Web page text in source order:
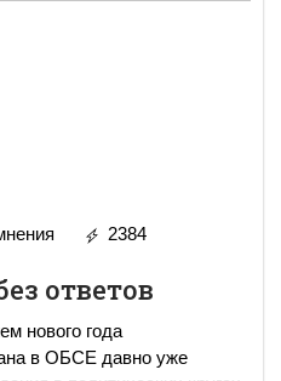
2384
ответов
нового года
в ОБСЕ давно уже